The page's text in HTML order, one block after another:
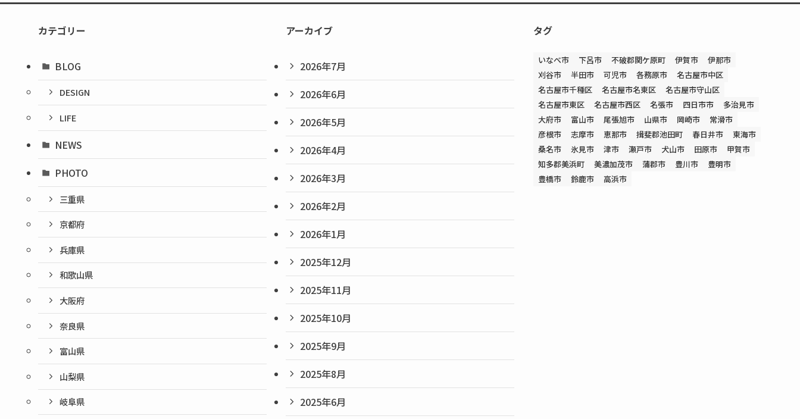
カテゴリー
BLOG
DESIGN
LIFE
NEWS
PHOTO
三重県
京都府
兵庫県
和歌山県
大阪府
奈良県
富山県
山梨県
岐阜県
アーカイブ
2026年7月
2026年6月
2026年5月
2026年4月
2026年3月
2026年2月
2026年1月
2025年12月
2025年11月
2025年10月
2025年9月
2025年8月
2025年6月
タグ
いなべ市 下呂市 不破郡関ケ原町 伊賀市
伊那市
刈谷市
半田市 可児市 各務原市
名古屋市中区
名古屋市千種区
名古屋市名東区
名古屋市守山区
名古屋市東区
名古屋市西区 名張市 四日市市
多治見市
大府市
富山市 尾張旭市 山県市 岡崎市
常滑市
彦根市
志摩市 恵那市 揖斐郡池田町 春日井市
東海市
桑名市
氷見市 津市 瀬戸市 犬山市 田原市
甲賀市
知多郡美浜町
美濃加茂市 蒲郡市 豊川市
豊明市
豊橋市
鈴鹿市 高浜市